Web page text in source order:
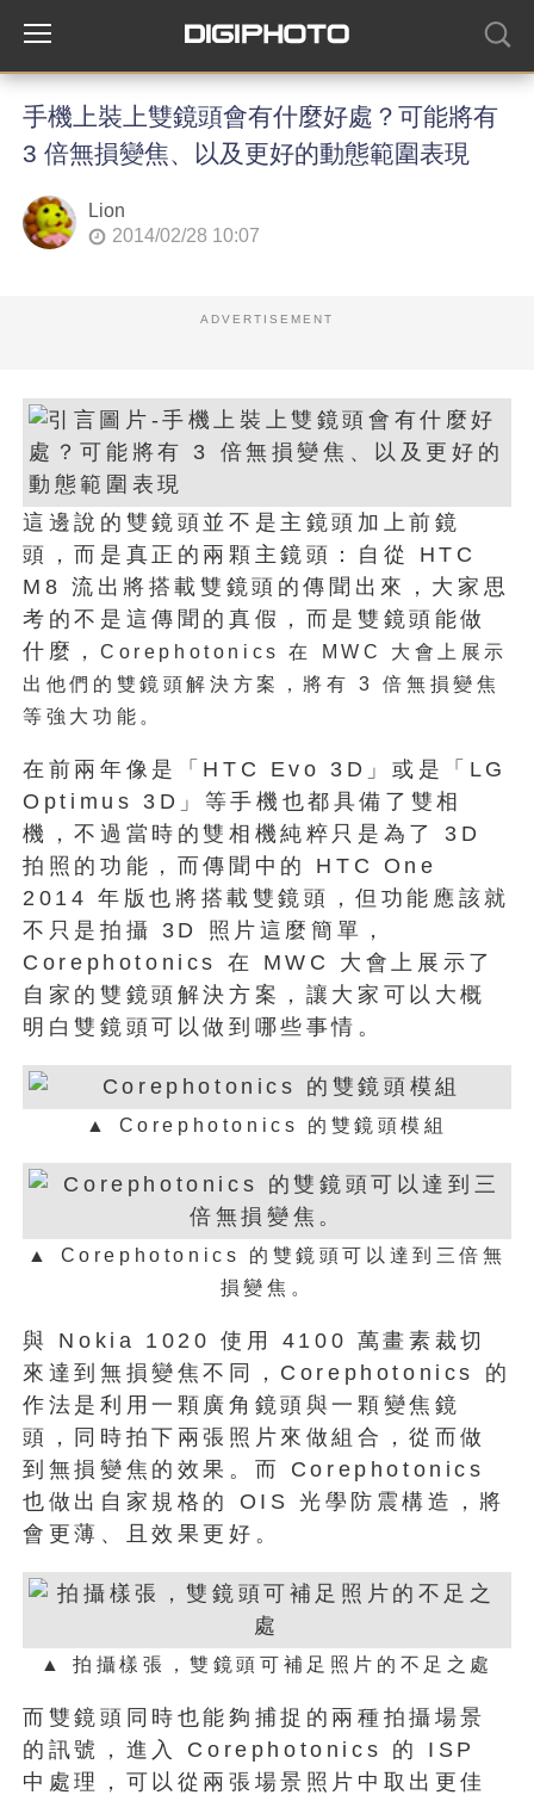
手機上裝上雙鏡頭會有什麼好處？可能將有
3 倍無損變焦、以及更好的動態範圍表現
Lion
2014/02/28 10:07
ADVERTISEMENT
這邊說的雙鏡頭並不是主鏡頭加上前鏡
頭，而是真正的兩顆主鏡頭：自從 HTC
M8 流出將搭載雙鏡頭的傳聞出來，大家思
考的不是這傳聞的真假，而是雙鏡頭能做
什麼， Corephotonics 在 MWC 大會上展示
出他們的雙鏡頭解決方案，將有 3 倍無損變焦
等強大功能。
在前兩年像是「HTC Evo 3D」或是「LG
Optimus 3D」等手機也都具備了雙相
機，不過當時的雙相機純粹只是為了 3D
拍照的功能，而傳聞中的 HTC One
2014 年版也將搭載雙鏡頭，但功能應該就
不只是拍攝 3D 照片這麼簡單，
Corephotonics 在 MWC 大會上展示了
自家的雙鏡頭解決方案，讓大家可以大概
明白雙鏡頭可以做到哪些事情。
▲ Corephotonics 的雙鏡頭模組
▲ Corephotonics 的雙鏡頭可以達到三倍無
損變焦。
與 Nokia 1020 使用 4100 萬畫素裁切
來達到無損變焦不同，Corephotonics 的
作法是利用一顆廣角鏡頭與一顆變焦鏡
頭，同時拍下兩張照片來做組合，從而做
到無損變焦的效果。而 Corephotonics
也做出自家規格的 OIS 光學防震構造，將
會更薄、且效果更好。
▲ 拍攝樣張，雙鏡頭可補足照片的不足之處
而雙鏡頭同時也能夠捕捉的兩種拍攝場景
的訊號，進入 Corephotonics 的 ISP
中處理，可以從兩張場景照片中取出更佳